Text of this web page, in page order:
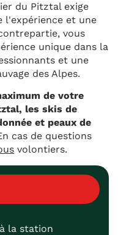
du Pitztal exige
l'expérience et une
vous
unique dans la
et une
des Alpes.
de votre
les skis de
et peaux de
cas de questions
volontiers.
la station